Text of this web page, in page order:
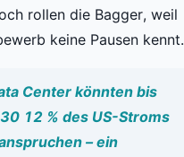
rollen die Bagger, weil
keine Pausen kennt.
Center könnten bis
12 % des US-Stroms
– ein